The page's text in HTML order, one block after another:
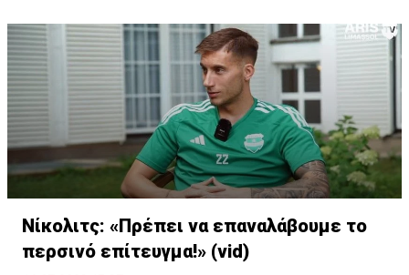
Νίκολιτς: «Πρέπει να επαναλάβουμε το
περσινό επίτευγμα!» (vid)